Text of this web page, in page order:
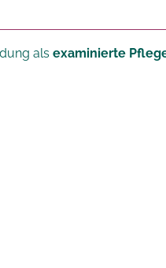
alsexaminierte